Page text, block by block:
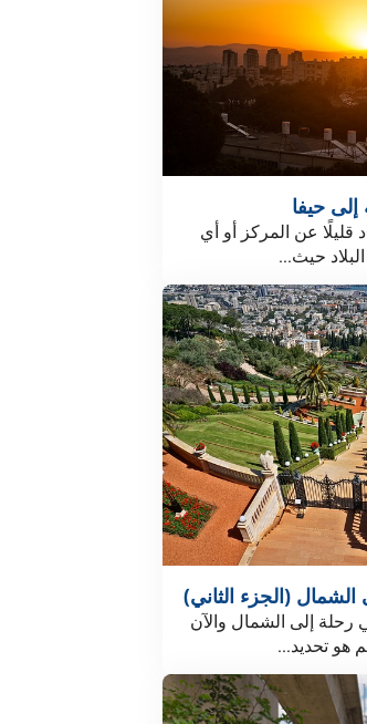
حيفا
قليلًا عن المركز أو أي
حيث...
(الجزء الثاني)
إلى الشمال والآن
هو تحديد...